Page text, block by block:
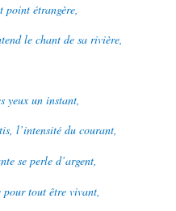
point étrangère,
le chant de sa rivière,
yeux un instant,
l’intensité du courant,
se perle d’argent,
pour tout être vivant,